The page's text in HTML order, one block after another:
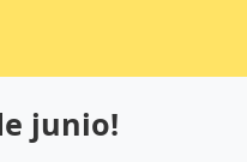
junio!